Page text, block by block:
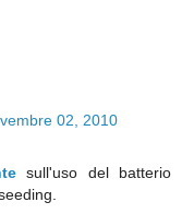
02, 2010
sull'uso del batterio